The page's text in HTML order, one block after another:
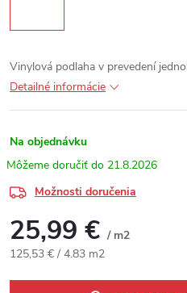
Vinylová podlaha v prevedení
Detailné informácie
Na objednávku
21.8.2026
Možnosti doručenia
25,99 € / m2
Jednotková cena:
125,53 € / 4.83 m2